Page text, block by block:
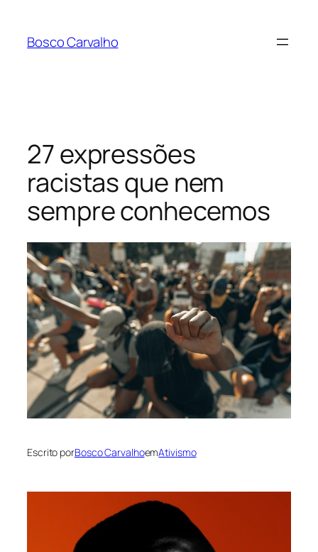
Bosco Carvalho
27 expressões
racistas que nem
sempre conhecemos
Escrito porBosco CarvalhoemAtivismo